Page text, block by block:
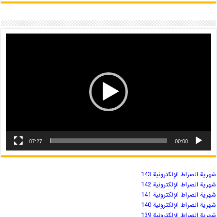
00:00
07:27
شهریة الصراط الإلكترونية 143
شهریة الصراط الإلكترونية 142
شهریة الصراط الإلكترونية 141
شهریة الصراط الإلكترونية 140